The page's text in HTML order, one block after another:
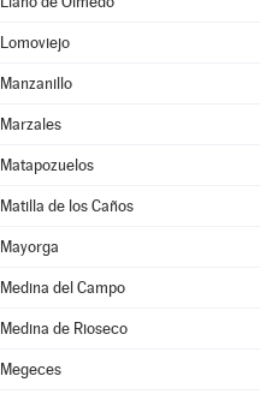
Lomoviejo
Manzanillo
Marzales
Matapozuelos
Matilla de los Caños
Mayorga
Medina del Campo
Medina de Rioseco
Megeces